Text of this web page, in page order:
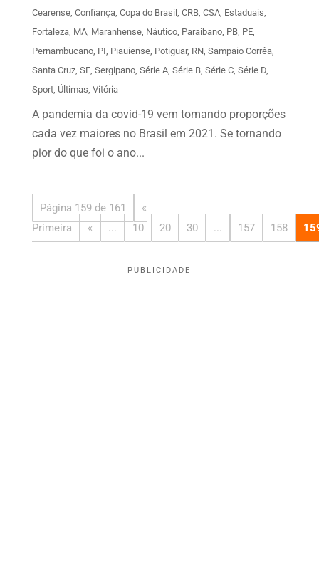
Cearense, Confiança, Copa do Brasil , CRB, CSA, Estaduais,
Fortaleza, MA, Maranhense, Náutico, Paraibano, PB, PE,
Pernambucano, PI, Piauiense, Potiguar, RN, Sampaio Corrêa,
Santa Cruz, SE, Sergipano, Série A, Série B, Série C, Série D,
Sport, Últimas, Vitória
A pandemia da covid-19 vem tomando proporções
cada vez maiores no Brasil em 2021. Se tornando
pior do que foi o ano...
Página 159 de 161
«
Primeira
« ... 10 20 30 ... 157 158
PUBLICIDADE